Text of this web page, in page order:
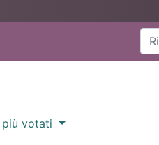
più votati